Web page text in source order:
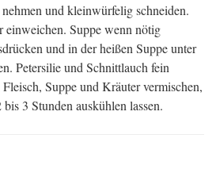
und kleinwürfelig schneiden.
einweichen. Suppe wenn nötig
und in der heißen Suppe unter
Petersilie und Schnittlauch fein
Suppe und Kräuter vermischen,
3 Stunden auskühlen lassen.